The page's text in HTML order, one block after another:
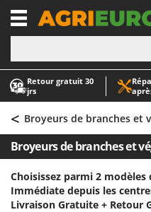
Retour gratuit 30
jrs
-1
A
Abris de jardin
Accessoires pour
Aérateurs
Arracheuses de
Aspirateurs - Balais
Aspirateurs à cendres
A
AgriEuro Premium
AgriEuro TOP-LINE
AGT
Aima
Airmec
< Broyeurs de branches et
Broyeurs de branches et
Choisissez parmi 2
Immédiate depuis les
Livraison Gratuite + Retour